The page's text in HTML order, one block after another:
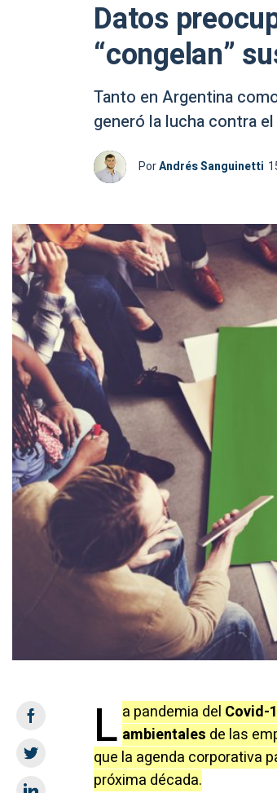
Datos
“congelan”
Tanto en Argentina
generó la lucha contra
PorAndrés Sanguinetti
L a pandemia del Covid-
ambientales de las
que la agenda corporativa
próxima década.